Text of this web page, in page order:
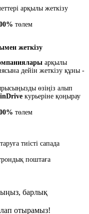
арқылы жеткізу
төлем
жеткізу
арқылы
дейін жеткізу құны -
өзіңіз алып
inDrive курьеріне қоңырау
төлем
тиісті сапада
поштаға
барлық
отырамыз!